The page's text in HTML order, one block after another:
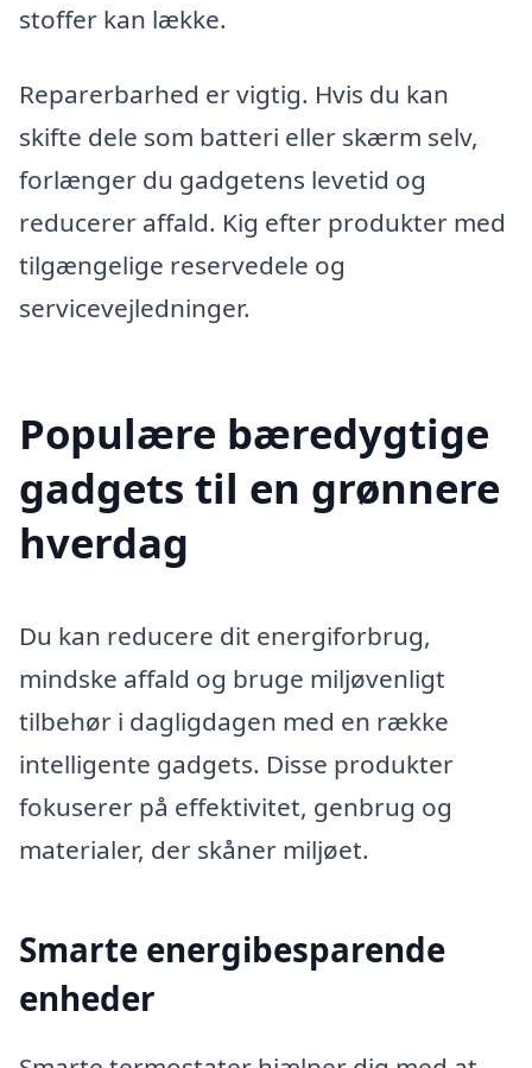
stoffer kan lække.
Reparerbarhed er vigtig. Hvis du kan
skifte dele som batteri eller skærm selv,
forlænger du gadgetens levetid og
reducerer affald. Kig efter produkter med
tilgængelige reservedele og
servicevejledninger.
Populære bæredygtige
gadgets til en grønnere
hverdag
Du kan reducere dit energiforbrug,
mindske affald og bruge miljøvenligt
tilbehør i dagligdagen med en række
intelligente gadgets. Disse produkter
fokuserer på effektivitet, genbrug og
materialer, der skåner miljøet.
Smarte energibesparende
enheder